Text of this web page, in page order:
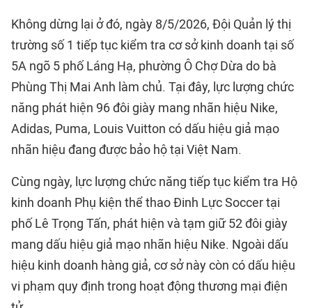
Không dừng lại ở đó, ngày 8/5/2026, Đội Quản lý thị
trường số 1 tiếp tục kiểm tra cơ sở kinh doanh tại số
5A ngõ 5 phố Láng Hạ, phường Ô Chợ Dừa do bà
Phùng Thị Mai Anh làm chủ. Tại đây, lực lượng chức
năng phát hiện 96 đôi giày mang nhãn hiệu Nike,
Adidas, Puma, Louis Vuitton có dấu hiệu giả mạo
nhãn hiệu đang được bảo hộ tại Việt Nam.
Cùng ngày, lực lượng chức năng tiếp tục kiểm tra Hộ
kinh doanh Phụ kiện thể thao Đinh Lực Soccer tại
phố Lê Trọng Tấn, phát hiện và tạm giữ 52 đôi giày
mang dấu hiệu giả mạo nhãn hiệu Nike. Ngoài dấu
hiệu kinh doanh hàng giả, cơ sở này còn có dấu hiệu
vi phạm quy định trong hoạt động thương mại điện